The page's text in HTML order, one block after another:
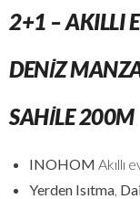
2+1 – AKILLI
DENIZ
SAHILE 200M
INOHOM Akıllı
Yerden Isıtma